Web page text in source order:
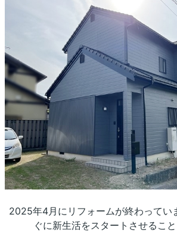
2025年4月にリフォームが終わって
ぐに新生活をスタートさせること